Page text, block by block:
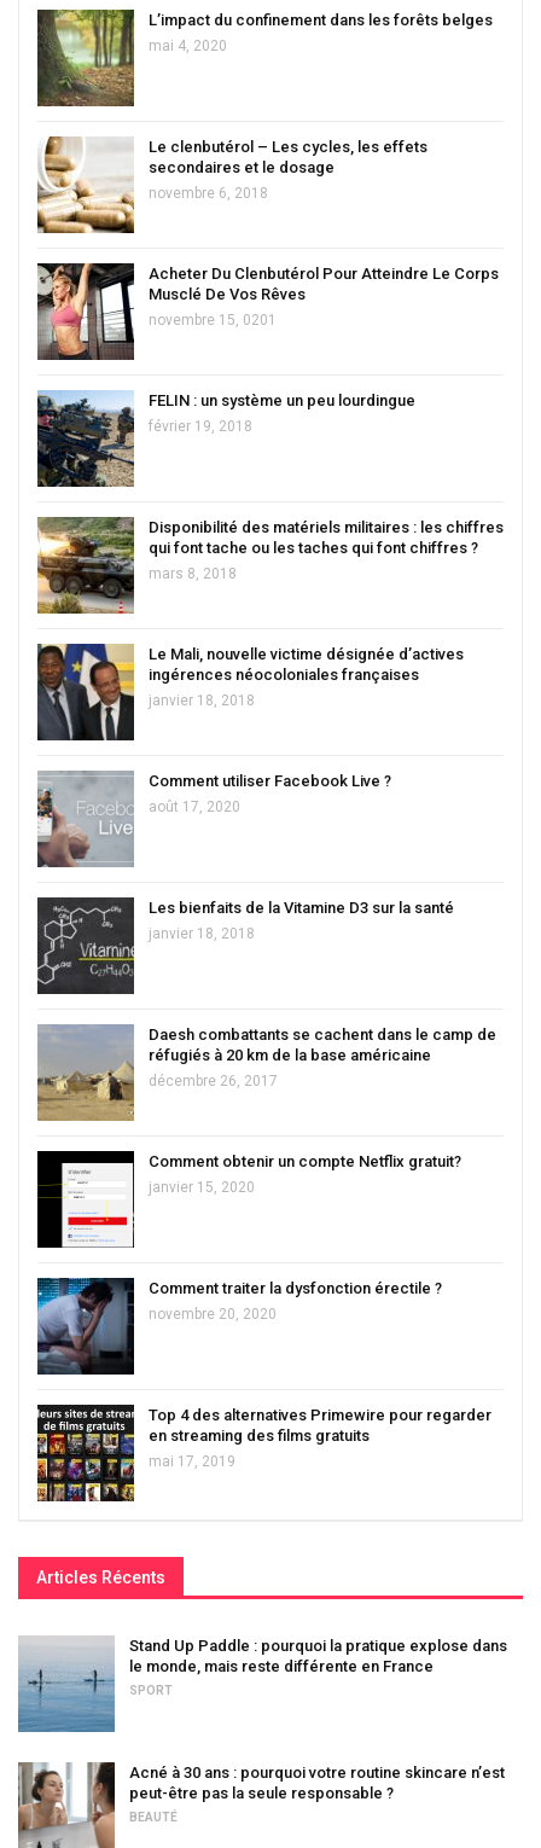
L’impact du confinement dans les forêts belges
mai 4, 2020
Le clenbutérol – Les cycles, les effets
secondaires et le dosage
novembre 6, 2018
Acheter Du Clenbutérol Pour Atteindre Le Corps
Musclé De Vos Rêves
novembre 15, 0201
FELIN : un système un peu lourdingue
février 19, 2018
Disponibilité des matériels militaires : les chiffres
qui font tache ou les taches qui font chiffres ?
mars 8, 2018
Le Mali, nouvelle victime désignée d’actives
ingérences néocoloniales françaises
janvier 18, 2018
Comment utiliser Facebook Live ?
août 17, 2020
Les bienfaits de la Vitamine D3 sur la santé
janvier 18, 2018
Daesh combattants se cachent dans le camp de
réfugiés à 20 km de la base américaine
décembre 26, 2017
Comment obtenir un compte Netflix gratuit?
janvier 15, 2020
Comment traiter la dysfonction érectile ?
novembre 20, 2020
Top 4 des alternatives Primewire pour regarder
en streaming des films gratuits
mai 17, 2019
Articles Récents
Stand Up Paddle : pourquoi la pratique explose dans
le monde, mais reste différente en France
SPORT
Acné à 30 ans : pourquoi votre routine skincare n’est
peut-être pas la seule responsable ?
BEAUTÉ